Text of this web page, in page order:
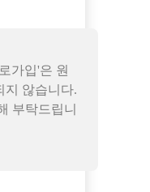
가입'은 원
지 않습니다.
부탁드립니